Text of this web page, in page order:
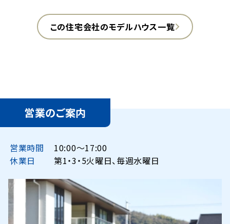
この住宅会社のモデルハウス一覧
営業のご案内
営業時間
10:00〜17:00
休業日
第1・3・5火曜日、毎週水曜日